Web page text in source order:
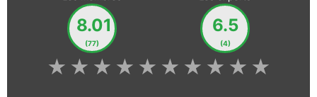
8.01
(77)
6.5
(4)
★
★
★
★
★
★
★
★
★
★